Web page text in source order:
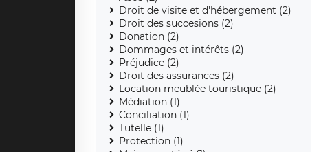
Droit de visite et d'hébergement (2)
Droit des succesions (2)
Donation (2)
Dommages et intérêts (2)
Préjudice (2)
Droit des assurances (2)
Location meublée touristique (2)
Médiation (1)
Conciliation (1)
Tutelle (1)
Protection (1)